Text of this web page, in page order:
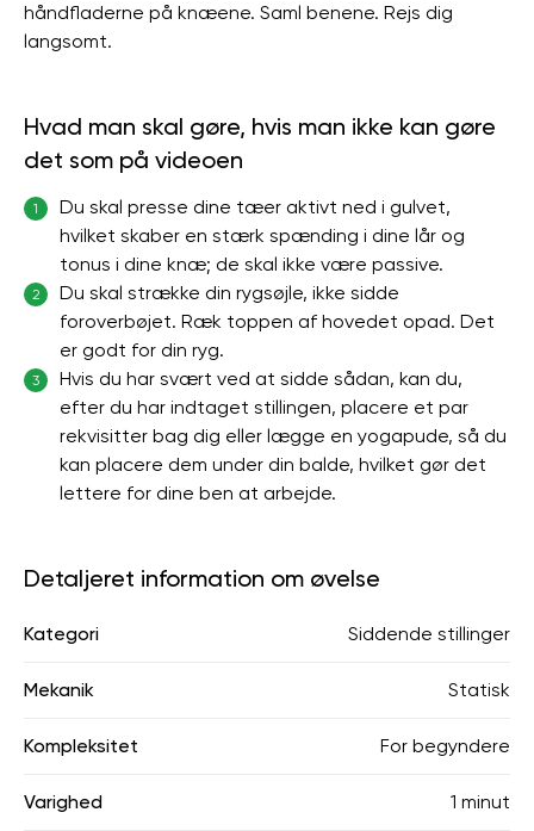
håndfladerne på knæene. Saml benene. Rejs dig
langsomt.
Hvad man skal gøre, hvis man ikke kan gøre
det som på videoen
1
Du skal presse dine tæer aktivt ned i gulvet,
hvilket skaber en stærk spænding i dine lår og
tonus i dine knæ; de skal ikke være passive.
2
Du skal strække din rygsøjle, ikke sidde
foroverbøjet. Ræk toppen af ​​hovedet opad. Det
er godt for din ryg.
3
Hvis du har svært ved at sidde sådan, kan du,
efter du har indtaget stillingen, placere et par
rekvisitter bag dig eller lægge en yogapude, så du
kan placere dem under din balde, hvilket gør det
lettere for dine ben at arbejde.
Detaljeret information om øvelse
Kategori Siddende stillinger
Mekanik Statisk
Kompleksitet For begyndere
Varighed 1 minut